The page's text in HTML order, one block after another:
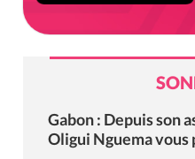
Gabon : Depuis son
Oligui Nguema